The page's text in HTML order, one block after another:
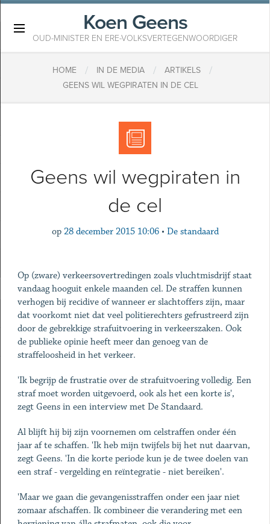
Koen Geens
OUD-MINISTER EN ERE-VOLKSVERTEGENWOORDIGER
HOME / IN DE MEDIA / ARTIKELS /
GEENS WIL WEGPIRATEN IN DE CEL
Geens wil wegpiraten in
de cel
op 28 december 2015 10:06 • De standaard
Op (zware) verkeersovertredingen zoals vluchtmisdrijf staat
vandaag hooguit enkele maanden cel. De straffen kunnen
verhogen bij recidive of wanneer er slachtoffers zijn, maar
dat voorkomt niet dat veel politierechters gefrustreerd zijn
door de gebrekkige strafuitvoering in verkeerszaken. Ook
de publieke opinie heeft meer dan genoeg van de
straffeloosheid in het verkeer.
'Ik begrijp de frustratie over de strafuitvoering volledig. Een
straf moet worden uitgevoerd, ook als het een korte is',
zegt Geens in een interview met De Standaard.
Al blijft hij bij zijn voornemen om celstraffen onder één
jaar af te schaffen. 'Ik heb mijn twijfels bij het nut daarvan,
zegt Geens. 'In die korte periode kun je de twee doelen van
een straf - vergelding en reïntegratie - niet bereiken'.
'Maar we gaan die gevangenisstraffen onder een jaar niet
zomaar afschaffen. Ik combineer die verandering met een